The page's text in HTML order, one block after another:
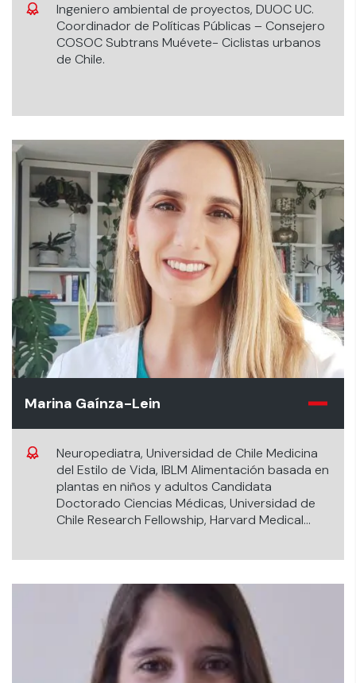
Ingeniero ambiental de proyectos, DUOC UC.
Coordinador de Políticas Públicas – Consejero
COSOC Subtrans Muévete- Ciclistas urbanos
de Chile.
Marina Gaínza-Lein
Neuropediatra, Universidad de Chile Medicina
del Estilo de Vida, IBLM Alimentación basada en
plantas en niños y adultos Candidata
Doctorado Ciencias Médicas, Universidad de
Chile Research Fellowship, Harvard Medical